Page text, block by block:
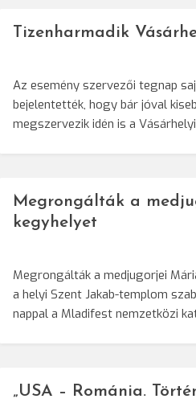
Tizenharmadik
Az esemény szervezői tegnap
bejelentették, hogy bár jóval
megszervezik idén is a
Megrongálták a
kegyhelyet
Megrongálták a medjugorjei
a helyi Szent Jakab-templom
nappal a Mladifest nemzetközi
„USA – Románia.